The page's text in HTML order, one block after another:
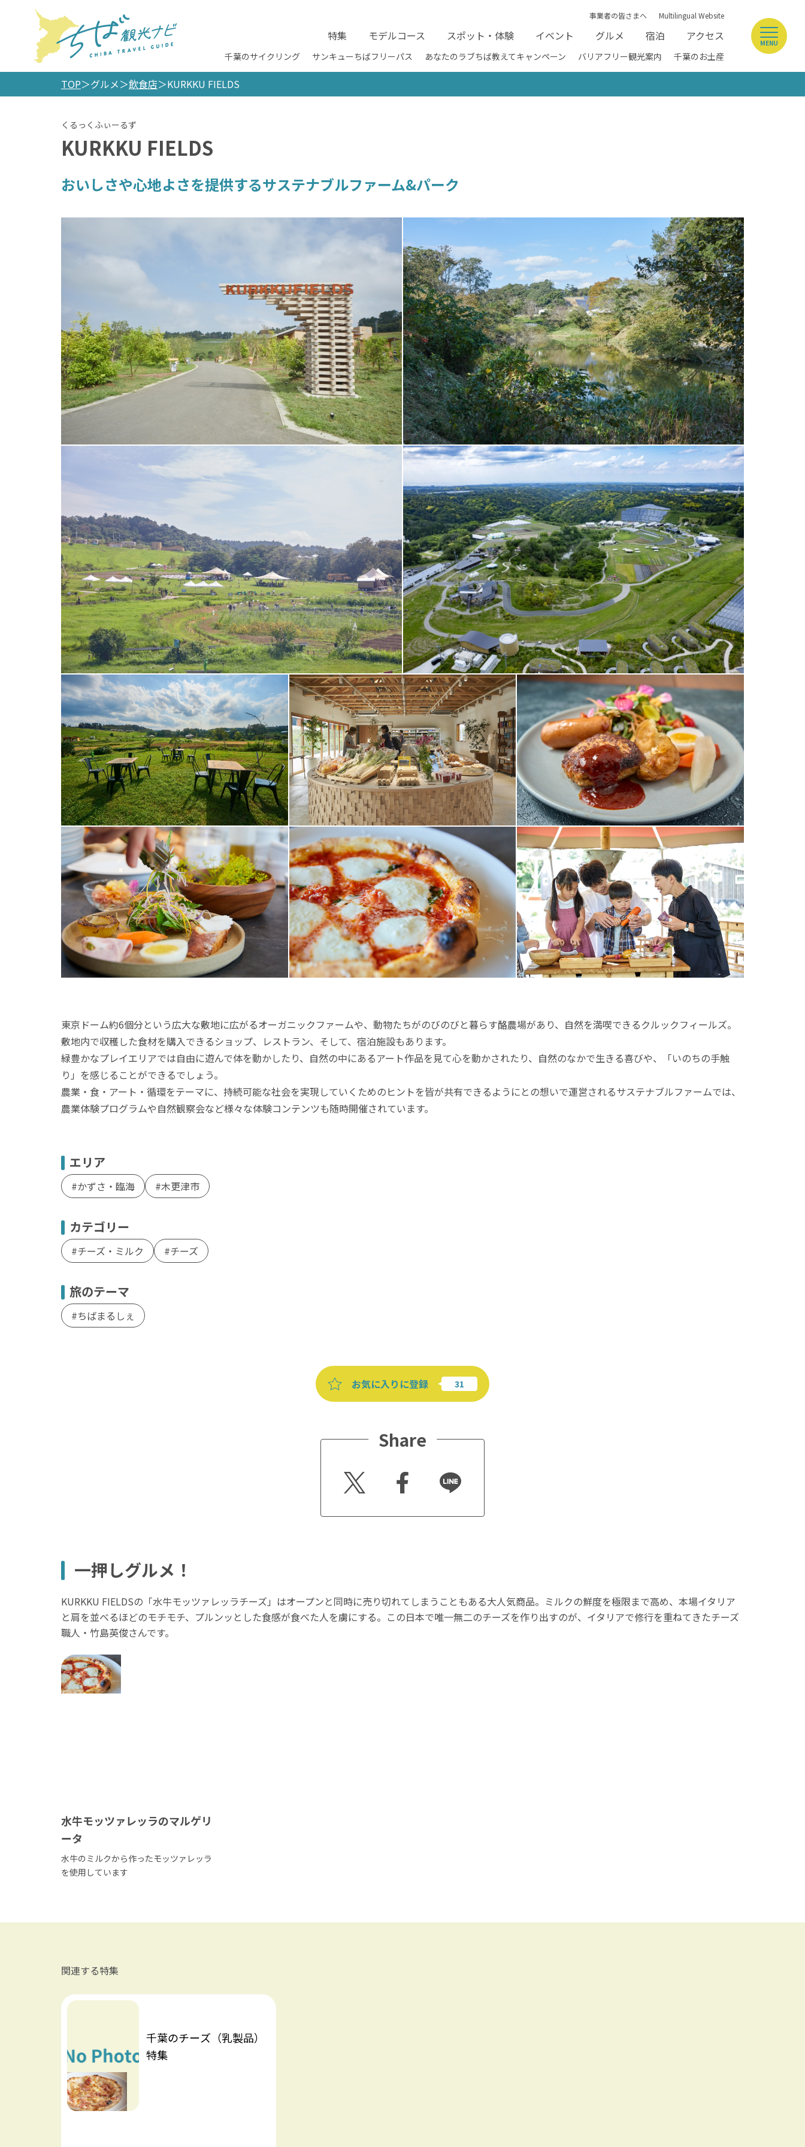
事業者の皆さまへ Multilingual Website
特集 モデルコース スポット・体験 イベント グルメ 宿泊 アクセス
千葉のサイクリング サンキューちばフリーパス あなたのラブちば教えてキャンペーン バリアフリー観光案内 千葉のお土産
MENU
TOP グルメ 飲食店 KURKKU FIELDS
KURKKU FIELDS
おいしさや心地よさを提供するサステナブルファーム&パーク
東京ドーム約6個分という広大な敷地に広がるオーガニックファームや、動物たちがのびのびと暮らす酪農場があり、自然を満喫できるクルックフィールズ。
敷地内で収穫した食材を購入できるショップ、レストラン、そして、宿泊施設もあります。
緑豊かなプレイエリアでは自由に遊んで体を動かしたり、自然の中にあるアート作品を見て心を動かされたり、自然のなかで生きる喜びや、「いのちの手触
り」を感じることができるでしょう。
農業・食・アート・循環をテーマに、持続可能な社会を実現していくためのヒントを皆が共有できるようにとの想いで運営されるサステナブルファームでは、
農業体験プログラムや自然観察会など様々な体験コンテンツも随時開催されています。
エリア
かずさ・臨海 木更津市
カテゴリー
チーズ・ミルク チーズ
旅のテーマ
ちばまるしぇ
お気に入りに登録
Share
Twitt
er
Faceb
ook
Line
一押しグルメ！
KURKKU FIELDSの「水牛モッツァレッラチーズ」はオープンと同時に売り切れてしまうこともある大人気商品。ミルクの鮮度を極限まで高め、本場イタリア
と肩を並べるほどのモチモチ、プルンッとした食感が食べた人を虜にする。この日本で唯一無二のチーズを作り出すのが、イタリアで修行を重ねてきたチーズ
職人・竹島英俊さんです。
水牛モッツァレッラのマルゲリ
ータ
水牛のミルクから作ったモッツァレッラ
を使用しています
関連する特集
千葉のチーズ（乳製品）
特集